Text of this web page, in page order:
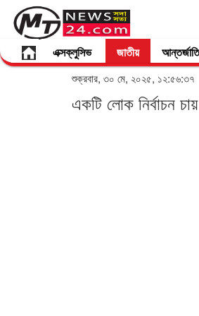
এক্সক্লুসিভ জাতীয়
শুক্রবার, ৩০ মে, ২০২৫, ১২:৫৬:৩৭
একটি লোক নির্বাচন